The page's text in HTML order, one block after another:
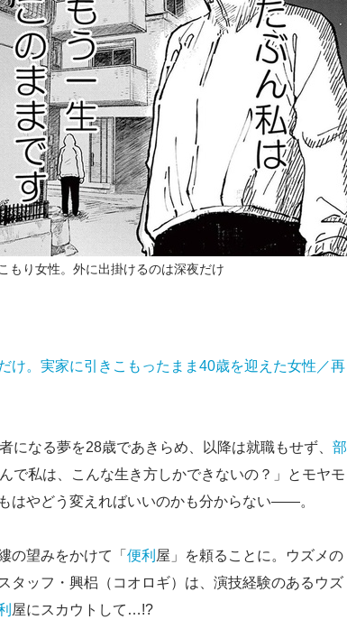
もり女性。外に出掛けるのは深夜だけ
け。実家に引きこもったまま40歳を迎えた女性／再
になる夢を28歳であきらめ、以降は就職もせず、 部
で私は、こんな生き方しかできないの？」とモヤモ
はやどう変えればいいのかも分からない――。
の望みをかけて「 便利 屋」を頼ることに。ウズメの
タッフ・興梠（コオロギ）は、演技経験のあるウズ
屋にスカウトして…!?